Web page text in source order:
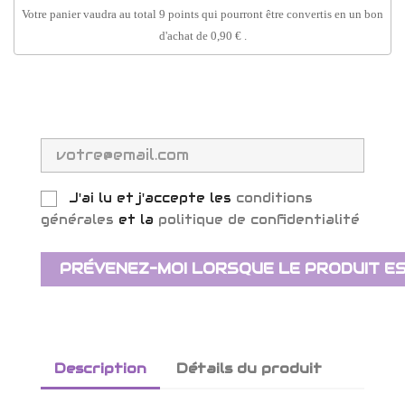
Votre panier vaudra au total 9 points qui pourront être convertis en un bon
d'achat de 0,90 €.
J'ai lu et j'accepte les conditions
générales et la politique de confidentialité
PRÉVENEZ-MOI LORSQUE LE PRODUIT
Description Détails du produit